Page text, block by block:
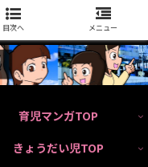
育児マンガTOP
きょうだい児TOP
目次へ メニュー